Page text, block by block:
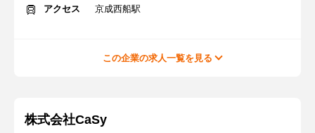
アクセス 京成西船駅
この企業の求人一覧を見る
株式会社CaSy